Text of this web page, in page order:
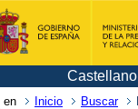
Castellano
en Inicio Buscar